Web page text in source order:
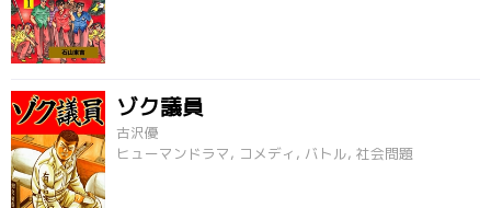
ゾク議員
古沢優
ヒューマンドラマ, コメディ, バトル, 社会問題